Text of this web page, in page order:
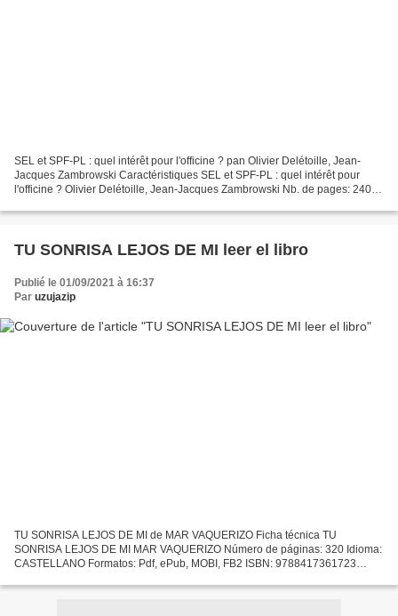
SEL et SPF-PL : quel intérêt pour l'officine ? pan Olivier Delétoille, Jean-
Jacques Zambrowski Caractéristiques SEL et SPF-PL : quel intérêt pour
l'officine ? Olivier Delétoille, Jean-Jacques Zambrowski Nb. de pages: 240
TU SONRISA LEJOS DE MI leer el libro
Publié le 01/09/2021 à 16:37
Par uzujazip
TU SONRISA LEJOS DE MI de MAR VAQUERIZO Ficha técnica TU
SONRISA LEJOS DE MI MAR VAQUERIZO Número de páginas: 320 Idioma:
CASTELLANO Formatos: Pdf, ePub, MOBI, FB2 ISBN: 9788417361723